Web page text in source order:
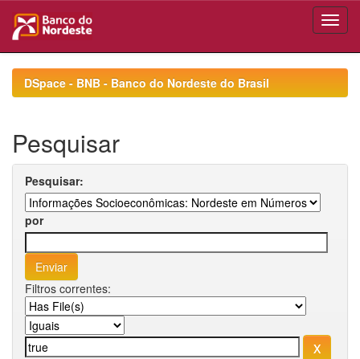
navigationDSpace - BNB - Banco do Nordeste do Brasil
Pesquisar
Pesquisar:
por
Filtros correntes: